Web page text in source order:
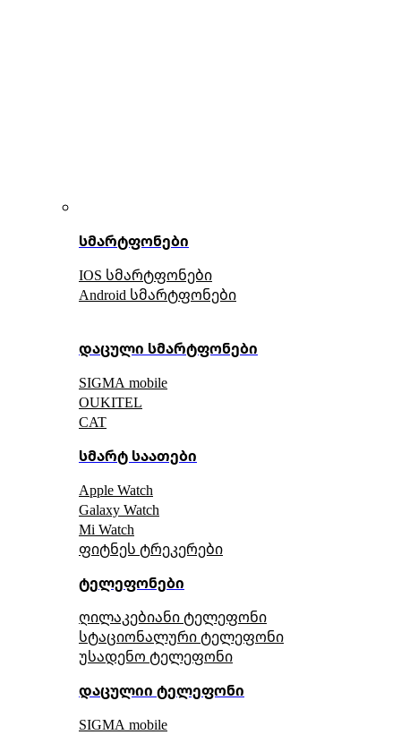
სმარტფონები
IOS სმარტფონები
Android სმარტფონები
დაცული სმარტფონები
SIGMA mobile
OUKITEL
CAT
სმარტ საათები
Apple Watch
Galaxy Watch
Mi Watch
ფიტნეს ტრეკერები
ტელეფონები
ღილაკებიანი ტელეფონი
სტაციონალური ტელეფონი
უსადენო ტელეფონი
დაცულიი ტელეფონი
SIGMA mobile